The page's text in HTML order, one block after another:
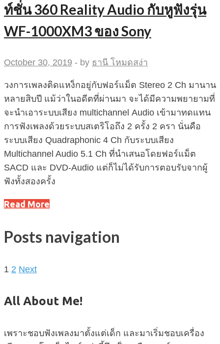
ท์ชั่น 360 Reality Audio กับหูฟังรุ่น
WF-1000XM3 ของ Sony
October 30, 2019 - by ธานี โหมดสง่า
วงการเพลงติดแหง็กอยู่กับฟอร์แม็ต Stereo 2 Ch มานาน
หลายสิบปี แม้ว่าในอดีตที่ผ่านมา จะได้มีความพยายามที่
จะนำเอาระบบเสียง multichannel Audio เข้ามาทดแทน
การฟังเพลงด้วยระบบสเตริโอถึง 2 ครั้ง 2 ครา นั่นคือ
ระบบเสียง Quadraphonic 4 Ch กับระบบเสียง
Multichannel Audio 5.1 Ch ที่นำเสนอโดยฟอร์แม็ต
SACD และ DVD-Audio แต่ก็ไม่ได้รับการตอบรับจากผู้
ฟังทั้งสองครั้ง
Read More
Posts navigation
1 2 Next
All About Me!
เพราะชอบฟังเพลงมาตั้งแต่เด็ก และมาเริ่มชอบเครื่อง